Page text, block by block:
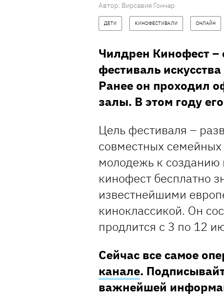
Автор: Вирсавия Гончар
ДЕТИ КИНОФЕСТИВАЛИ ОНЛАЙН
Чилдрен Кинофест
фестиваль
Ранее он проходил
залы. В этом году
Цель фестиваля –
совместных
молодежь к созданию
кинофест бесплатно
известнейшими
киноклассикой. Он
продлится с 3 по 12
Сейчас все самое
канале.
важнейшей